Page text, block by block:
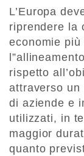
L’Europa
riprendere la
economie
rispetto
attraverso un
di aziende e
utilizzati, in
maggior
quanto